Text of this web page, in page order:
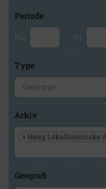
Periode
Fra Til
Type
Arkiv
× Høng Lokalhistoriske
Geografi